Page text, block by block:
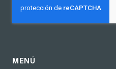
MENÚ